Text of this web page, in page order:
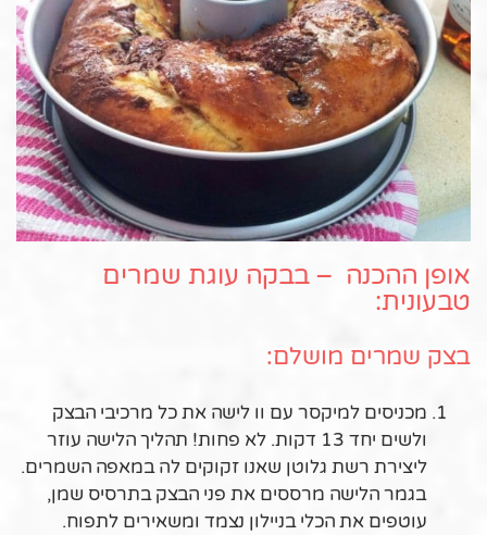
אופן ההכנה – בבקה עוגת שמרים
טבעונית:
בצק שמרים מושלם:
מכניסים למיקסר עם וו לישה את כל מרכיבי הבצק
ולשים יחד 13 דקות. לא פחות! תהליך הלישה עוזר
ליצירת רשת גלוטן שאנו זקוקים לה במאפה השמרים.
בגמר הלישה מרססים את פני הבצק בתרסיס שמן,
עוטפים את הכלי בניילון נצמד ומשאירים לתפוח.